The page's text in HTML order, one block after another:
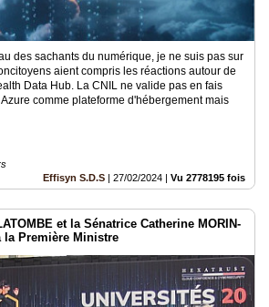
des sachants du numérique, je ne suis pas sur
aient compris les réactions autour de
Data Hub. La CNIL ne valide pas en fais
comme plateforme d'hébergement mais
Effisyn S.D.S | 27/02/2024 | Vu 2778195 fois
et la Sénatrice Catherine MORIN-
la Première Ministre